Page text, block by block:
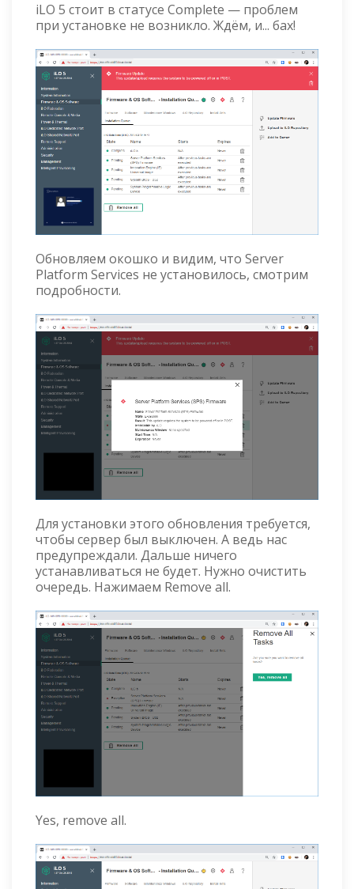
iLO 5 стоит в статусе Complete — проблем
при установке не возникло. Ждём, и... бах!
Обновляем окошко и видим, что Server
Platform Services не установилось, смотрим
подробности.
Для установки этого обновления требуется,
чтобы сервер был выключен. А ведь нас
предупреждали. Дальше ничего
устанавливаться не будет. Нужно очистить
очередь. Нажимаем Remove all.
Yes, remove all.